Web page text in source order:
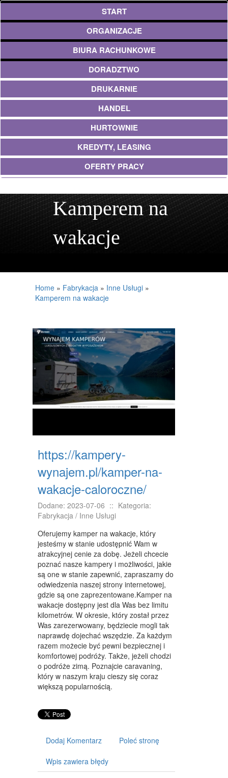
START
ORGANIZACJE
BIURA RACHUNKOWE
DORADZTWO
DRUKARNIE
HANDEL
HURTOWNIE
KREDYTY, LEASING
OFERTY PRACY
BANKI, PRZELEWY, WALUTY, KANTORY
USŁUGI BUDOWLANE
PROJEKTOWANIE
MATERIAŁY BUDOWLANE
MIESZKANIA
KLIMATYZACJA I WENTYLACJA
NIERUCHOMOŚCI, DZIAŁKI
DOMY, MIESZKANIA
DZIEDZINY NAUKOWE
KURSY JĘZYKOWE
KONFERENCJE, SALE SZKOLENIOWE
KURSY I SZKOLENIA
TŁUMACZENIA
WEBSTORE
BIŻUTERIA
DLA DZIECI
MEBLE
WYPOSAŻENIE WNĘTRZ
WYPOSAŻENIE ŁAZIENKI
ODZIEŻ
SPORT
ELEKTRONIKA, RTV, AGD
ART. DLA ZWIERZĄT
MATERIAŁY EKSPLOATACYJNE
Kamperem na
wakacje
Home » Fabrykacja » Inne Usługi »
Kamperem na wakacje
https://kampery-
wynajem.pl/kamper-na-
wakacje-caloroczne/
Dodane: 2023-07-06 :: Kategoria:
Fabrykacja / Inne Usługi
Oferujemy kamper na wakacje, który
jesteśmy w stanie udostępnić Wam w
atrakcyjnej cenie za dobę. Jeżeli chcecie
poznać nasze kampery i możliwości, jakie
są one w stanie zapewnić, zapraszamy do
odwiedzenia naszej strony internetowej,
gdzie są one zaprezentowane.Kamper na
wakacje dostępny jest dla Was bez limitu
kilometrów. W okresie, który został przez
Was zarezerwowany, będziecie mogli tak
naprawdę dojechać wszędzie. Za każdym
razem możecie być pewni bezpiecznej i
komfortowej podróży. Także, jeżeli chodzi
o podróże zimą. Poznajcie caravaning,
który w naszym kraju cieszy się coraz
większą popularnością.
Dodaj Komentarz Poleć stronę
Wpis zawiera błędy